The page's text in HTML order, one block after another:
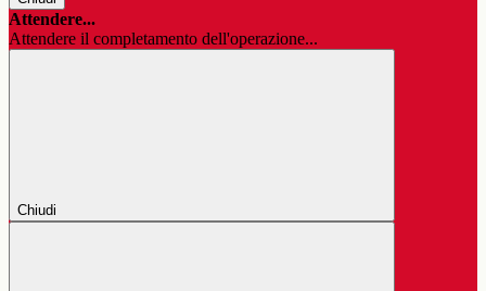
Attendere...
Attendere il completamento dell'operazione...
Chiudi